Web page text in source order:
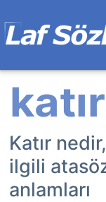
Katır
ilgili
anlamları